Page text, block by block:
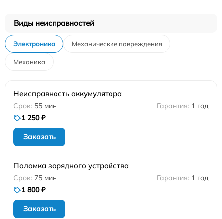
Виды неисправностей
Электроника Механические повреждения
Механика
Неисправность аккумулятора
55 мин
1 год
1 250 ₽
Заказать
Поломка зарядного устройства
75 мин
1 год
1 800 ₽
Заказать